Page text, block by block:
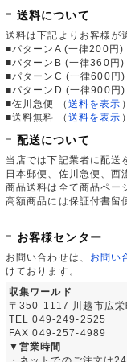
送料について
送料は下記よりお客様が
■パターンA (一律200円)
■パターンB (一律360円)
■パターンC (一律600円)
■パターンD (一律900円)
■佐川急便
（ 送料を表示 ）
■送料無料
（ 送料を表示 ）
配送について
当店では下記業者に配送
日本郵便、佐川急便、
商品送料は全て商品ペー
高額商品には保証付書留
お客様センター
お問い合わせは、 お問い
けております。
収集ワールド
〒350-1117 川越市広
TEL 049-249-2525
FAX 049-257-4989
▼営業時間